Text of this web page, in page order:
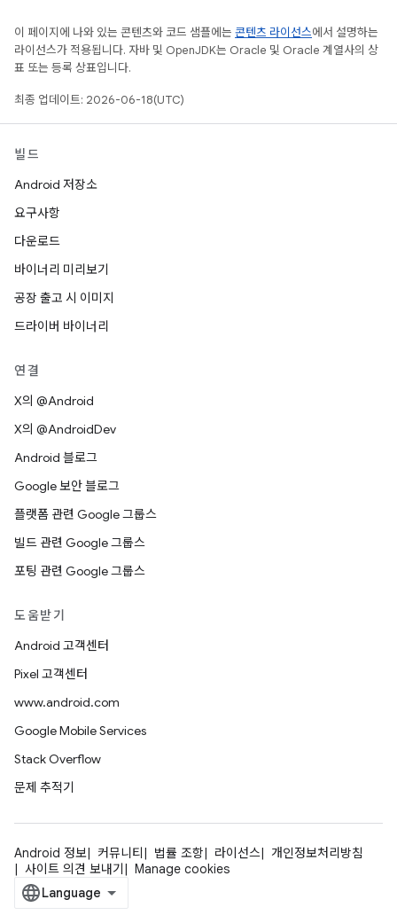
이 페이지에 나와 있는 콘텐츠와 코드 샘플에는 콘텐츠 라이선스에서 설명하는
라이선스가 적용됩니다. 자바 및 OpenJDK는 Oracle 및 Oracle 계열사의 상
표 또는 등록 상표입니다.
최종 업데이트: 2026-06-18(UTC)
빌드
Android 저장소
요구사항
다운로드
바이너리 미리보기
공장 출고 시 이미지
드라이버 바이너리
연결
X의 @Android
X의 @AndroidDev
Android 블로그
Google 보안 블로그
플랫폼 관련 Google 그룹스
빌드 관련 Google 그룹스
포팅 관련 Google 그룹스
도움받기
Android 고객센터
Pixel 고객센터
www.android.com
Google Mobile Services
Stack Overflow
문제 추적기
Android 정보 커뮤니티 법률 조항 라이선스
개인정보처리방침
사이트 의견 보내기
Manage cookies